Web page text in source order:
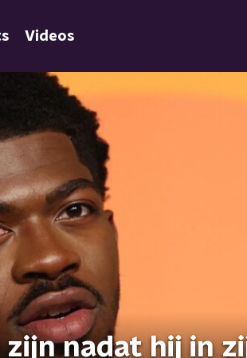
Videos
nadat hij in